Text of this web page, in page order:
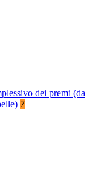
dei premi (da
7